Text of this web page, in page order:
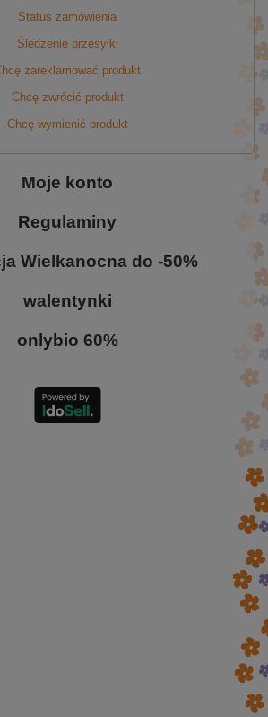
Status zamówienia
Śledzenie przesyłki
zareklamować produkt
Chcę zwrócić produkt
Chcę wymienić produkt
Moje konto
Regulaminy
Wielkanocna do -50%
walentynki
onlybio 60%